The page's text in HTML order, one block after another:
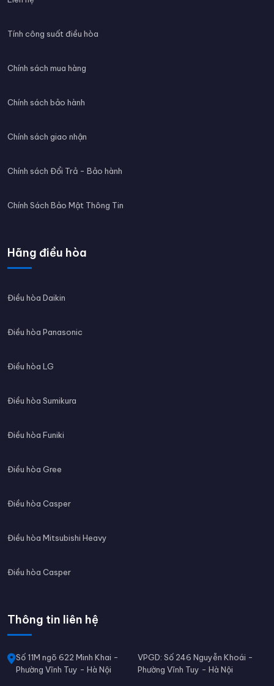
Tính công suất điều hòa
Chính sách mua hàng
Chính sách bảo hành
Chính sách giao nhận
Chính sách Đổi Trả - Bảo hành
Chính Sách Bảo Mật Thông Tin
Hãng điều hòa
Điều hòa Daikin
Điều hòa Panasonic
Điều hòa LG
Điều hòa Sumikura
Điều hòa Funiki
Điều hòa Gree
Điều hòa Casper
Điều hòa Mitsubishi Heavy
Điều hòa Casper
Thông tin liên hệ
Số 11M ngõ 622 Minh Khai -
Phường Vĩnh Tuy - Hà Nội
VPGD: Số 246 Nguyễn Khoái -
Phường Vĩnh Tuy - Hà Nội